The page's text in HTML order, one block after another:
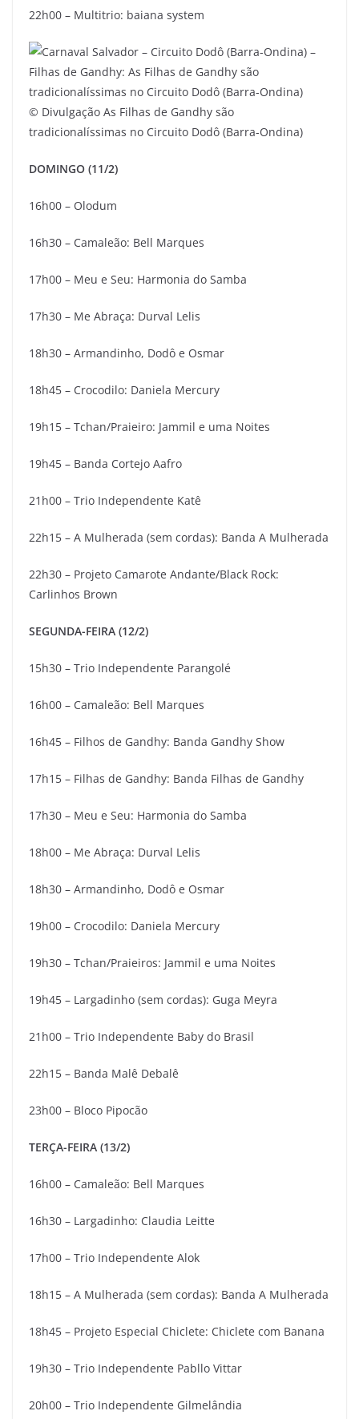
22h00 – Multitrio: baiana system
© Divulgação As Filhas de Gandhy são
tradicionalíssimas no Circuito Dodô (Barra-Ondina)
DOMINGO (11/2)
16h00 – Olodum
16h30 – Camaleão: Bell Marques
17h00 – Meu e Seu: Harmonia do Samba
17h30 – Me Abraça: Durval Lelis
18h30 – Armandinho, Dodô e Osmar
18h45 – Crocodilo: Daniela Mercury
19h15 – Tchan/Praieiro: Jammil e uma Noites
19h45 – Banda Cortejo Aafro
21h00 – Trio Independente Katê
22h15 – A Mulherada (sem cordas): Banda A Mulherada
22h30 – Projeto Camarote Andante/Black Rock:
Carlinhos Brown
SEGUNDA-FEIRA (12/2)
15h30 – Trio Independente Parangolé
16h00 – Camaleão: Bell Marques
16h45 – Filhos de Gandhy: Banda Gandhy Show
17h15 – Filhas de Gandhy: Banda Filhas de Gandhy
17h30 – Meu e Seu: Harmonia do Samba
18h00 – Me Abraça: Durval Lelis
18h30 – Armandinho, Dodô e Osmar
19h00 – Crocodilo: Daniela Mercury
19h30 – Tchan/Praieiros: Jammil e uma Noites
19h45 – Largadinho (sem cordas): Guga Meyra
21h00 – Trio Independente Baby do Brasil
22h15 – Banda Malê Debalê
23h00 – Bloco Pipocão
TERÇA-FEIRA (13/2)
16h00 – Camaleão: Bell Marques
16h30 – Largadinho: Claudia Leitte
17h00 – Trio Independente Alok
18h15 – A Mulherada (sem cordas): Banda A Mulherada
18h45 – Projeto Especial Chiclete: Chiclete com Banana
19h30 – Trio Independente Pabllo Vittar
20h00 – Trio Independente Gilmelândia